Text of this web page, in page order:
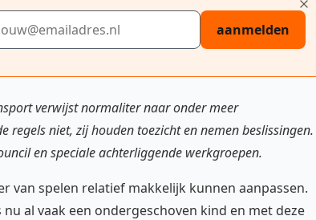
aanmelden
verwijst normaliter naar onder meer
regels niet, zij houden toezicht en nemen beslissingen.
en speciale achterliggende werkgroepen.
van spelen relatief makkelijk kunnen aanpassen.
al vaak een ondergeschoven kind en met deze